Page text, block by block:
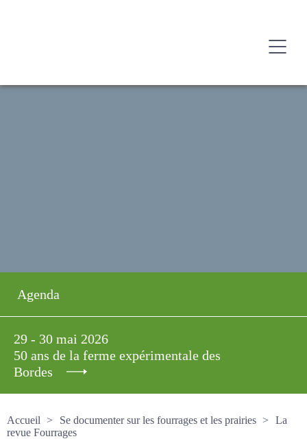
Agenda
29 - 30 mai 2026
50 ans de la ferme expérimentale des
Bordes
Accueil
Se documenter sur les fourrages et les prairies
La revue Fourrages